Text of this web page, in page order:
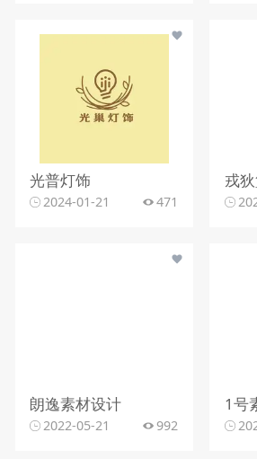
光普灯饰
2024-01-21 471
戎
朗逸素材设计
2022-05-21 992
1号